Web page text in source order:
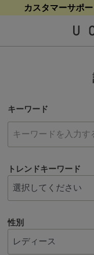
熊本地震等の影
熊本地震等の影
キーワード
トレンドキーワード
性別